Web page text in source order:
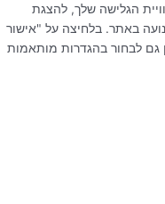
הגלישה שלך, להצגת
באתר. בלחיצה על "אישור
גם לבחור בהגדרות מותאמות